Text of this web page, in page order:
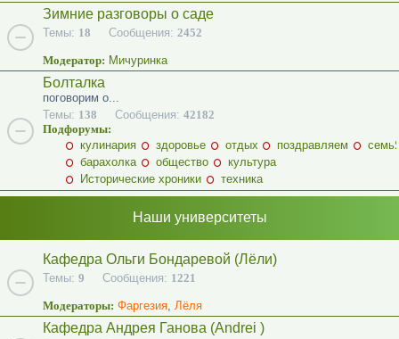
Зимние разговоры о саде
Темы: 18 Сообщения: 2452
Модератор: Мичуринка
Болталка
поговорим о...
Темы: 138 Сообщения: 42182
Подфорумы:
кулинария
здоровье отдых поздравляем
барахолка
общество
культура
Исторические хроники
техника
Наши университеты
Кафедра Ольги Бондаревой (Лёли)
Темы: 9 Сообщения: 1221
Модераторы: Фаргезия, Лёля
Кафедра Андрея Ганова (Andrei )